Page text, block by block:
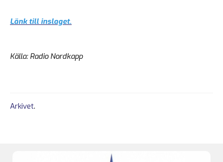
Länk till inslaget.
Källa: Radio Nordkapp
Arkivet.